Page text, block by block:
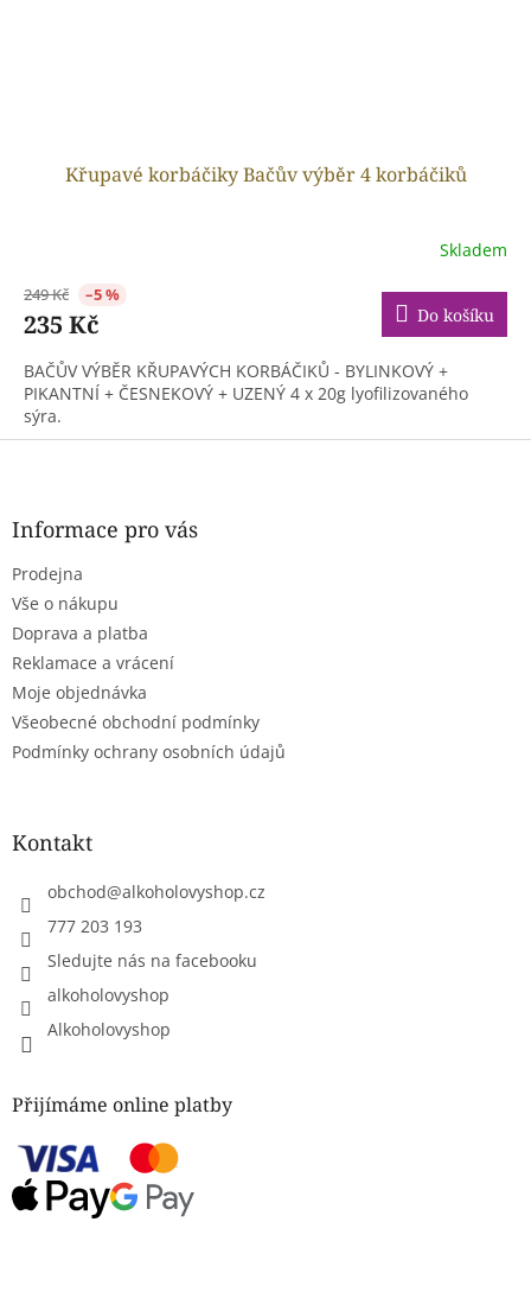
Křupavé korbáčiky Bačův výběr 4 korbáčiků
Skladem
249 Kč –5 %
235 Kč Do košíku
BAČŮV VÝBĚR KŘUPAVÝCH KORBÁČIKŮ - BYLINKOVÝ +
PIKANTNÍ + ČESNEKOVÝ + UZENÝ 4 x 20g lyofilizovaného
sýra.
Z
Informace pro vás
Prodejna
Vše o nákupu
Doprava a platba
Reklamace a vrácení
Moje objednávka
Všeobecné obchodní podmínky
Podmínky ochrany osobních údajů
Kontakt
obchod@alkoholovyshop.cz
777 203 193
Sledujte nás na facebooku
alkoholovyshop
Alkoholovyshop
Přijímáme online platby